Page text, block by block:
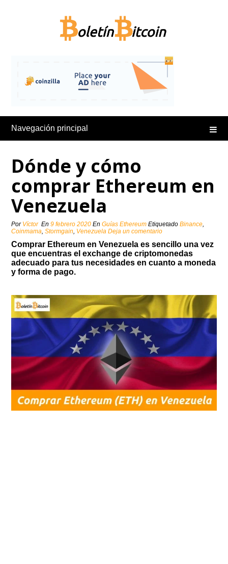
Navegación principal
Dónde y cómo
comprar Ethereum en
Venezuela
Por Víctor En9 febrero 2020 EnGuías Ethereum EtiquetadoBinance,
Coinmama,Stormgain, Venezuela Deja un comentario
Comprar Ethereum en Venezuela es sencillo una vez
que encuentras el exchange de criptomonedas
adecuado para tus necesidades en cuanto a moneda
y forma de pago.